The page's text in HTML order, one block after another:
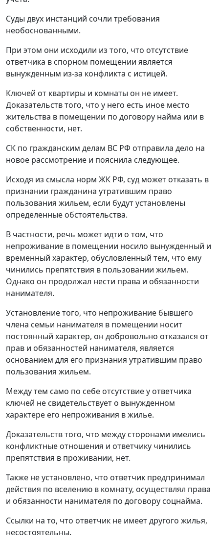
Суды двух инстанций сочли требования
необоснованными.
При этом они исходили из того, что отсутствие
ответчика в спорном помещении является
вынужденным из-за конфликта с истицей.
Ключей от квартиры и комнаты он не имеет.
Доказательств того, что у него есть иное место
жительства в помещении по договору найма или в
собственности, нет.
СК по гражданским делам ВС РФ отправила дело на
новое рассмотрение и пояснила следующее.
Исходя из смысла норм ЖК РФ, суд может отказать в
признании гражданина утратившим право
пользования жильем, если будут установлены
определенные обстоятельства.
В частности, речь может идти о том, что
непроживание в помещении носило вынужденный и
временный характер, обусловленный тем, что ему
чинились препятствия в пользовании жильем.
Однако он продолжал нести права и обязанности
нанимателя.
Установление того, что непроживание бывшего
члена семьи нанимателя в помещении носит
постоянный характер, он добровольно отказался от
прав и обязанностей нанимателя, является
основанием для его признания утратившим право
пользования жильем.
Между тем само по себе отсутствие у ответчика
ключей не свидетельствует о вынужденном
характере его непроживания в жилье.
Доказательств того, что между сторонами имелись
конфликтные отношения и ответчику чинились
препятствия в проживании, нет.
Также не установлено, что ответчик предпринимал
действия по вселению в комнату, осуществлял права
и обязанности нанимателя по договору соцнайма.
Ссылки на то, что ответчик не имеет другого жилья,
несостоятельны.